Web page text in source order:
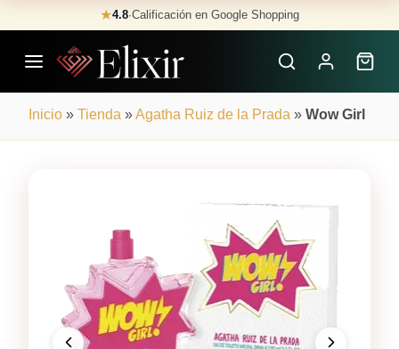
to
content
★4.8·Calificación en Google Shopping
Inicio » Tienda »Agatha Ruiz de la Prada » Wow Girl